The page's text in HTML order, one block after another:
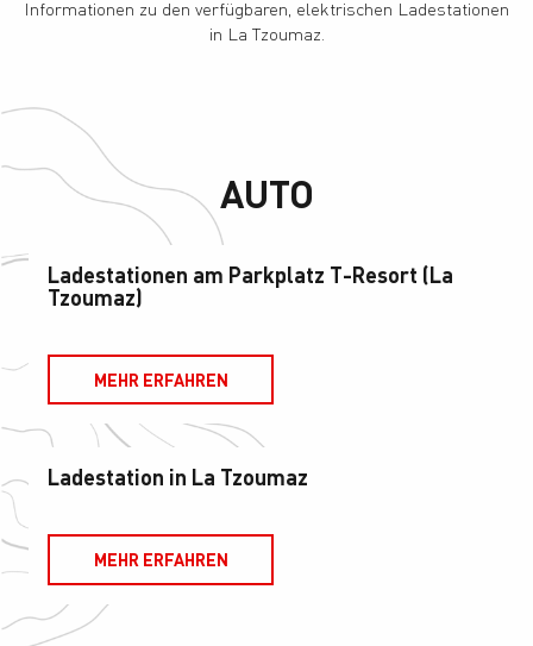
Informationen zu den verfügbaren, elektrischen Ladestationen
in La Tzoumaz.
AUTO
Ladestationen am Parkplatz T-Resort (La
Tzoumaz)
MEHR ERFAHREN
Ladestation in La Tzoumaz
MEHR ERFAHREN